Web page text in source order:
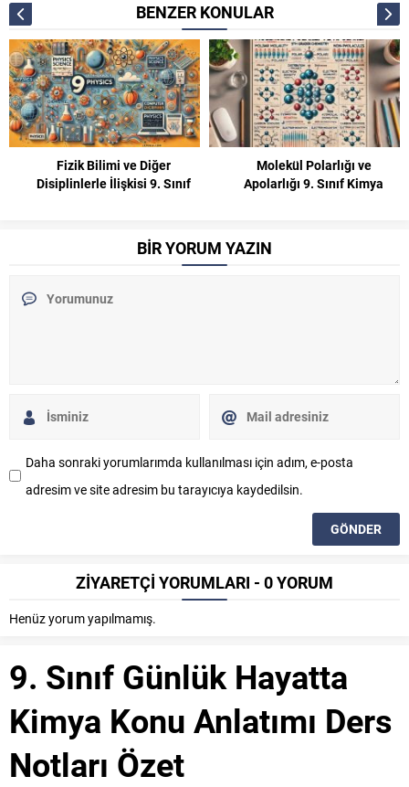
BENZER KONULAR
Molekül Polarlığı ve
Apolarlığı 9. Sınıf Kimya
Tarihin Doğası 9. Sınıf Tarih
BİR YORUM YAZIN
Daha sonraki yorumlarımda kullanılması için adım, e-posta
adresim ve site adresim bu tarayıcıya kaydedilsin.
ZİYARETÇİ YORUMLARI - 0 YORUM
Henüz yorum yapılmamış.
9. Sınıf Günlük Hayatta
Kimya Konu Anlatımı Ders
Notları Özet